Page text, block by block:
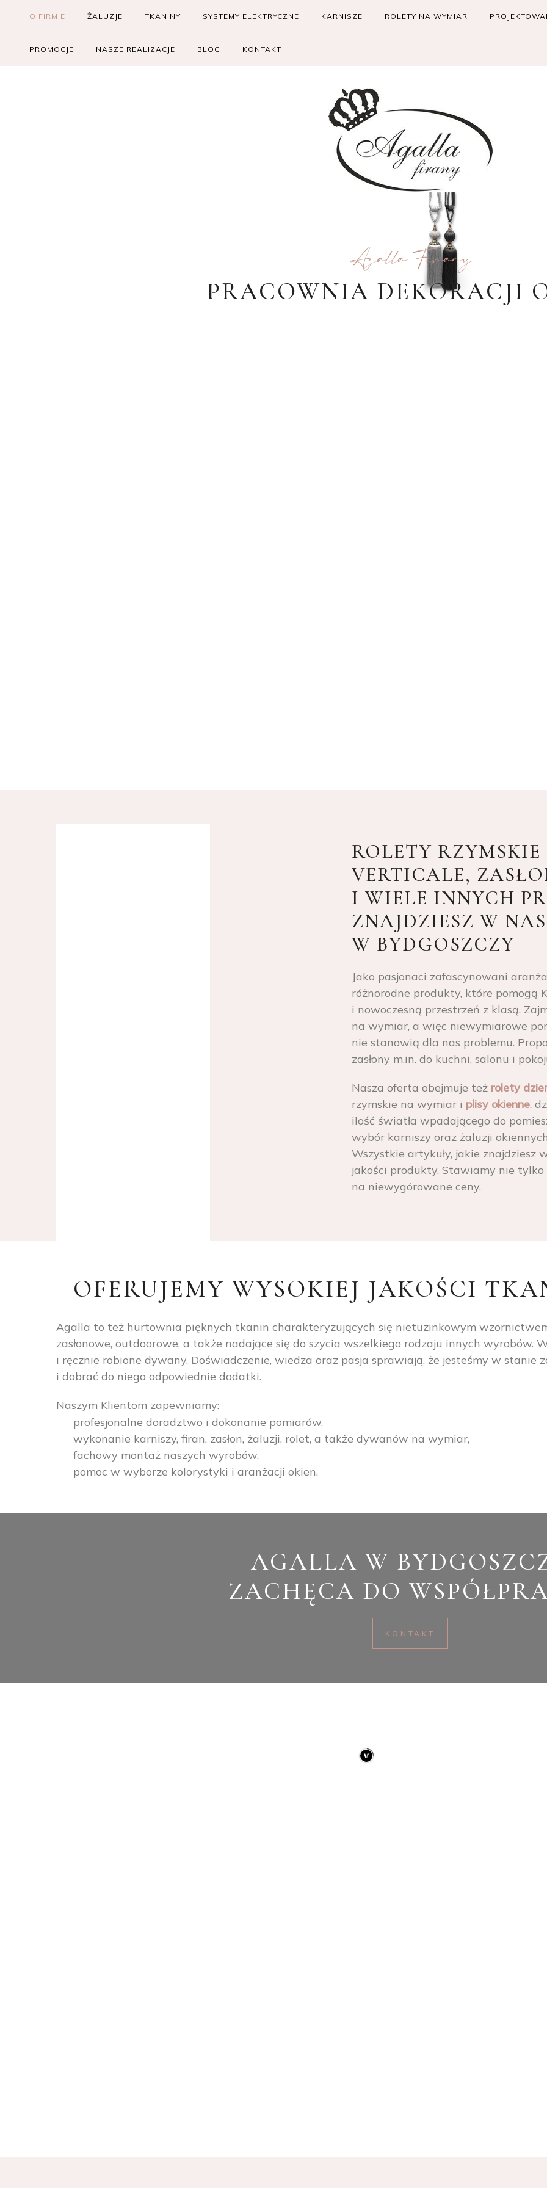
O FIRMIE ŻALUZJE TKANINY SYSTEMY ELEKTRYCZNE KARNISZE ROLETY NA WYMIAR
PROMOCJE NASZE REALIZACJE BLOG KONTAKT
Agalla Firany
PRACOWNIA DEKORACJI
ROLETY
VERTICALE,
I WIELE INNYCH
ZNAJDZIESZ W
W BYDGOSZCZY
Jako pasjonaci zafascynowani
różnorodne produkty, które
i nowoczesną przestrzeń z klasą.
na wymiar, a więc niewymiarowe
nie stanowią dla nas problemu.
zasłony m.in. do kuchni, salonu i
Nasza oferta obejmuje też rolety
rzymskie na wymiar i plisy okienne,
ilość światła wpadającego do
wybór karniszy oraz żaluzji
Wszystkie artykuły, jakie znajdziesz
jakości produkty. Stawiamy nie tylko
na niewygórowane ceny.
OFERUJEMY WYSOKIEJ JAKOŚCI
Agalla to też hurtownia pięknych tkanin charakteryzujących się nietuzinkowym
zasłonowe, outdoorowe, a także nadające się do szycia wszelkiego rodzaju innych wyrobów.
i ręcznie robione dywany. Doświadczenie, wiedza oraz pasja sprawiają, że jesteśmy w
i dobrać do niego odpowiednie dodatki.
Naszym Klientom zapewniamy:
profesjonalne doradztwo i dokonanie pomiarów,
wykonanie karniszy, firan, zasłon, żaluzji, rolet, a także dywanów na wymiar,
fachowy montaż naszych wyrobów,
pomoc w wyborze kolorystyki i aranżacji okien.
AGALLA W
ZACHĘCA DO
KONTAKT